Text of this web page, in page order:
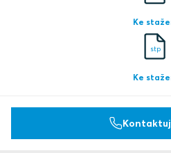
Ke
stp
Ke